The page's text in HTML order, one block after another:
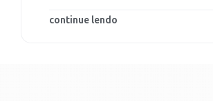
continue lendo